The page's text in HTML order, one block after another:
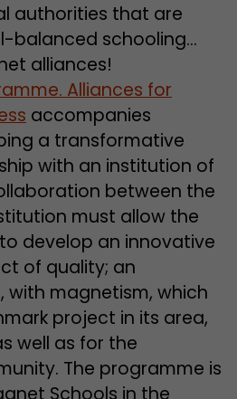
authorities that are
balanced schooling…
alliances!
Alliances for
accompanies
a transformative
with an institution of
between the
must allow the
develop an innovative
of quality; an
magnetism, which
project in its area,
well as for the
The programme is